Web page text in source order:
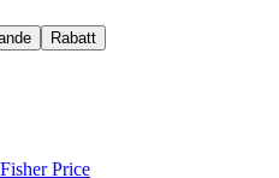
Rabatt